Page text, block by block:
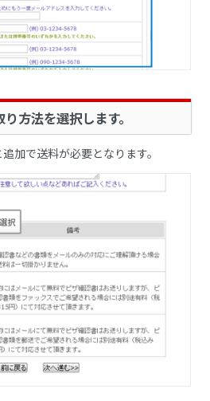
方法を選択します。
加で送料が必要となります。